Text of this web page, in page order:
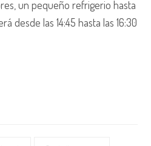
un pequeño refrigerio hasta
desde las 14:45 hasta las 16:30